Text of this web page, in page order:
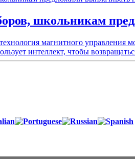
школьникам
магнитного управления
интеллект, чтобы